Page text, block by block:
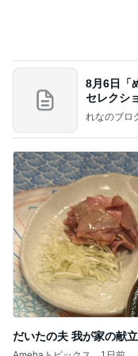
8月6日「
セレクシ
ン
れなのブロ
だいたの夫 我が家の献